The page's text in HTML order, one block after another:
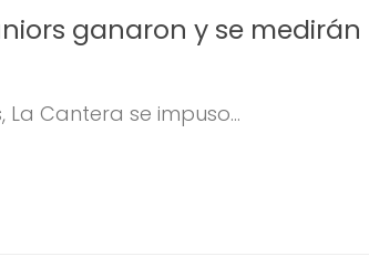
ganaron y se medirán
Cantera se impuso...